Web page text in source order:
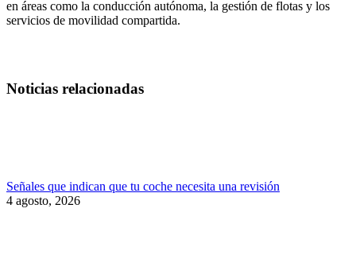
en áreas como la conducción autónoma, la gestión de flotas y los
servicios de movilidad compartida.
Noticias relacionadas
Señales que indican que tu coche necesita una revisión
4 agosto, 2026